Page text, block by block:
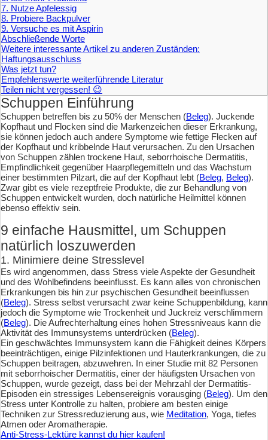
7. Nutze Apfelessig
8. Probiere Backpulver
9. Versuche es mit Aspirin
Abschließende Worte
Weitere interessante Artikel zu anderen Zuständen:
Haftungsausschluss
Was jetzt tun?
Empfehlenswerte weiterführende Literatur
Teilen nicht vergessen! 😉
Schuppen Einführung
Schuppen betreffen bis zu 50% der Menschen (Beleg). Juckende
Kopfhaut und Flocken sind die Markenzeichen dieser Erkrankung,
sie können jedoch auch andere Symptome wie fettige Flecken auf
der Kopfhaut und kribbelnde Haut verursachen. Zu den Ursachen
von Schuppen zählen trockene Haut, seborrhoische Dermatitis,
Empfindlichkeit gegenüber Haarpflegemitteln und das Wachstum
einer bestimmten Pilzart, die auf der Kopfhaut lebt (Beleg, Beleg).
Zwar gibt es viele rezeptfreie Produkte, die zur Behandlung von
Schuppen entwickelt wurden, doch natürliche Heilmittel können
ebenso effektiv sein.
9 einfache Hausmittel, um Schuppen
natürlich loszuwerden
1. Minimiere deine Stresslevel
Es wird angenommen, dass Stress viele Aspekte der Gesundheit
und des Wohlbefindens beeinflusst. Es kann alles von chronischen
Erkrankungen bis hin zur psychischen Gesundheit beeinflussen
(Beleg). Stress selbst verursacht zwar keine Schuppenbildung, kann
jedoch die Symptome wie Trockenheit und Juckreiz verschlimmern
(Beleg). Die Aufrechterhaltung eines hohen Stressniveaus kann die
Aktivität des Immunsystems unterdrücken (Beleg).
Ein geschwächtes Immunsystem kann die Fähigkeit deines Körpers
beeinträchtigen, einige Pilzinfektionen und Hauterkrankungen, die zu
Schuppen beitragen, abzuwehren. In einer Studie mit 82 Personen
mit seborrhoischer Dermatitis, einer der häufigsten Ursachen von
Schuppen, wurde gezeigt, dass bei der Mehrzahl der Dermatitis-
Episoden ein stressiges Lebensereignis vorausging (Beleg). Um den
Stress unter Kontrolle zu halten, probiere am besten einige
Techniken zur Stressreduzierung aus, wie Meditation, Yoga, tiefes
Atmen oder Aromatherapie.
Anti-Stress-Lektüre kannst du hier kaufen!